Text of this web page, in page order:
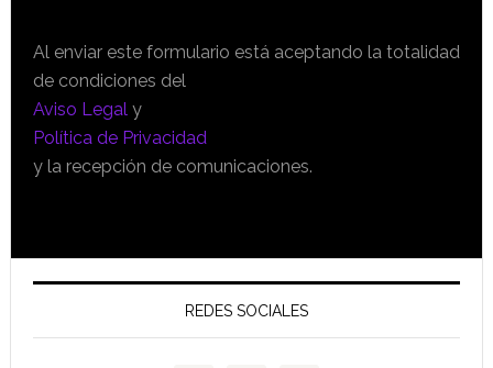
Al enviar este formulario está aceptando la totalidad
de condiciones del
Aviso Legaly
Política de Privacidad
y la recepción de comunicaciones.
REDES SOCIALES